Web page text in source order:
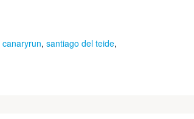
canaryrun, santiago del teide,